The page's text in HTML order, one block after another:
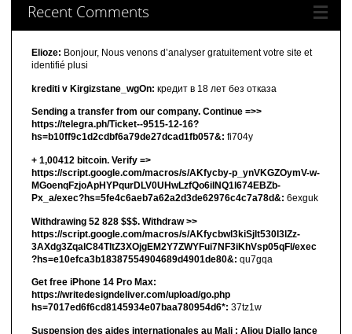
Recent Comments
Elioze: Bonjour, Nous venons d’analyser gratuitement votre site et
identifié plusi
krediti v Kirgizstane_wgOn: кредит в 18 лет без отказа
Sending a transfer from our company. Continue =>>
https://telegra.ph/Ticket--9515-12-16?
hs=b10ff9c1d2cdbf6a79de27dcad1fb057&: fi704y
+ 1,00412 bitсоin. Verify =>
https://script.google.com/macros/s/AKfycby-p_ynVKGZOymV-w-
MGoenqFzjoApHYPqurDLV0UHwLzfQo6ilNQ1l674EBZb-
Px_a/exec?hs=5fe4c6aeb7a62a2d3de62976c4c7a78d&: 6exguk
Withdrawing 52 828 $$$. Withdrаw >>
https://script.google.com/macros/s/AKfycbwl3kiSjlt530I3lZz-
3AXdg3ZqalC84TltZ3XOjgEM2Y7ZWYFui7NF3iKhVsp05qFl/exec
?hs=e10efca3b18387554904689d4901de80&: qu7gqa
Get free iPhone 14 Pro Max:
https://writedesigndeliver.com/upload/go.php
hs=7017ed6f6cd8145934e07baa780954d6*: 37tz1w
Suspension des aides internationales au Mali : Aliou Diallo lance